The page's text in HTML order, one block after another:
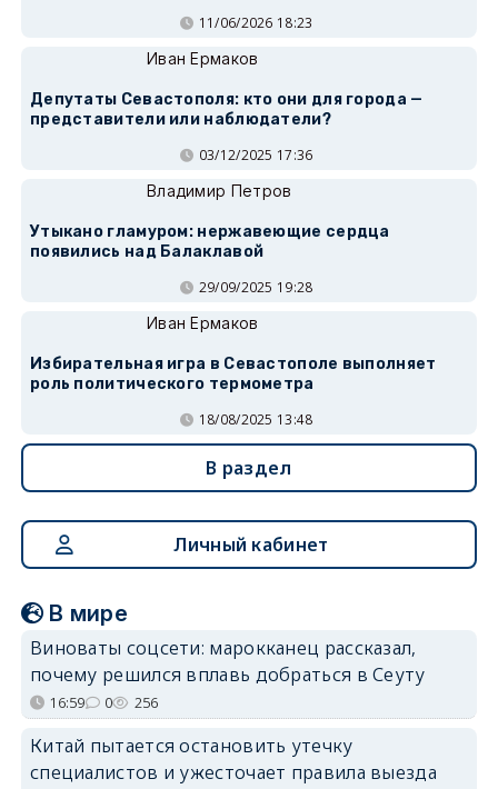
11/06/2026 18:23
Иван Ермаков
Депутаты Севастополя: кто они для города —
представители или наблюдатели?
03/12/2025 17:36
Владимир Петров
Утыкано гламуром: нержавеющие сердца
появились над Балаклавой
29/09/2025 19:28
Иван Ермаков
Избирательная игра в Севастополе выполняет
роль политического термометра
18/08/2025 13:48
В раздел
Личный кабинет
В мире
Виноваты соцсети: марокканец рассказал,
почему решился вплавь добраться в Сеуту
16:59 0 256
Китай пытается остановить утечку
специалистов и ужесточает правила выезда